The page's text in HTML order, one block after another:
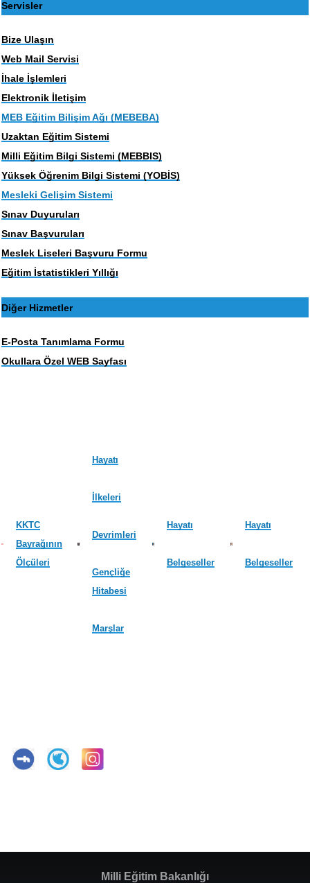
Servisler
Bize Ulaşın
Web Mail Servisi
İhale İşlemleri
Elektronik İletişim
MEB Eğitim Bilişim Ağı (MEBEBA)
Uzaktan Eğitim Sistemi
Milli Eğitim Bilgi Sistemi (MEBBIS)
Yüksek Öğrenim Bilgi Sistemi (YOBİS)
Mesleki Gelişim Sistemi
Sınav Duyuruları
Sınav Başvuruları
Meslek Liseleri Başvuru Formu
Eğitim İstatistikleri Yıllığı
Diğer Hizmetler
E-Posta Tanımlama Formu
Okullara Özel WEB Sayfası
KKTC
Bayrağının
Ölçüleri
Hayatı
İlkeleri
Devrimleri
Gençliğe
Hitabesi
Marşlar
Hayatı
Belgeseller
Hayatı
Belgeseller
Milli Eğitim Bakanlığı